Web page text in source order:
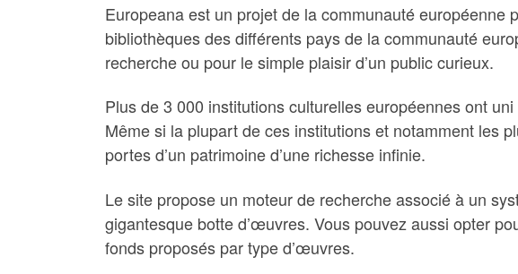
Europeana est un projet de la communauté
bibliothèques des différents pays de la communauté
recherche ou pour le simple plaisir d’un public curieux.
Plus de 3 000 institutions culturelles européennes ont
Même si la plupart de ces institutions et notamment les
portes d’un patrimoine d’une richesse infinie.
Le site propose un moteur de recherche associé à un
gigantesque botte d’œuvres. Vous pouvez aussi opter
fonds proposés par type d’œuvres.